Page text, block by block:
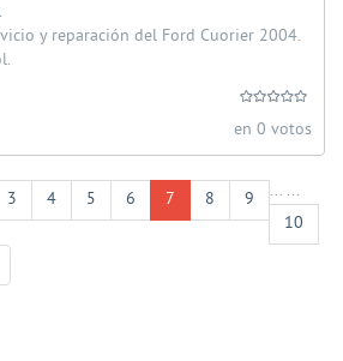
.
y reparación del Ford Cuorier 2004.
en 0 votos
...
3 4 5 6 7 8
9
10
...